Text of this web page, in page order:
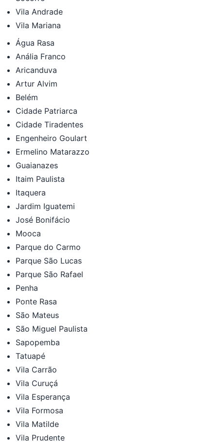
Vila Andrade
Vila Mariana
Água Rasa
Anália Franco
Aricanduva
Artur Alvim
Belém
Cidade Patriarca
Cidade Tiradentes
Engenheiro Goulart
Ermelino Matarazzo
Guaianazes
Itaim Paulista
Itaquera
Jardim Iguatemi
José Bonifácio
Mooca
Parque do Carmo
Parque São Lucas
Parque São Rafael
Penha
Ponte Rasa
São Mateus
São Miguel Paulista
Sapopemba
Tatuapé
Vila Carrão
Vila Curuçá
Vila Esperança
Vila Formosa
Vila Matilde
Vila Prudente